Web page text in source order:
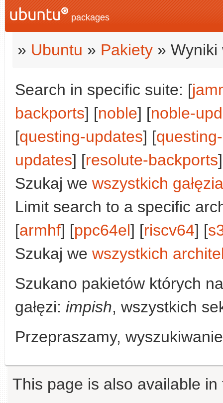
packages
» Ubuntu » Pakiety » Wyniki
Search in specific suite: [
backports] [noble] [noble-
[questing-updates] [
updates] [resolute-backports
Szukaj we wszystkich
Limit search to a specific
[armhf] [ppc64el] [riscv64] [
Szukaj we wszystkich
Szukano pakietów których
gałęzi: impish, wszystkich
Przepraszamy,
This page is also available